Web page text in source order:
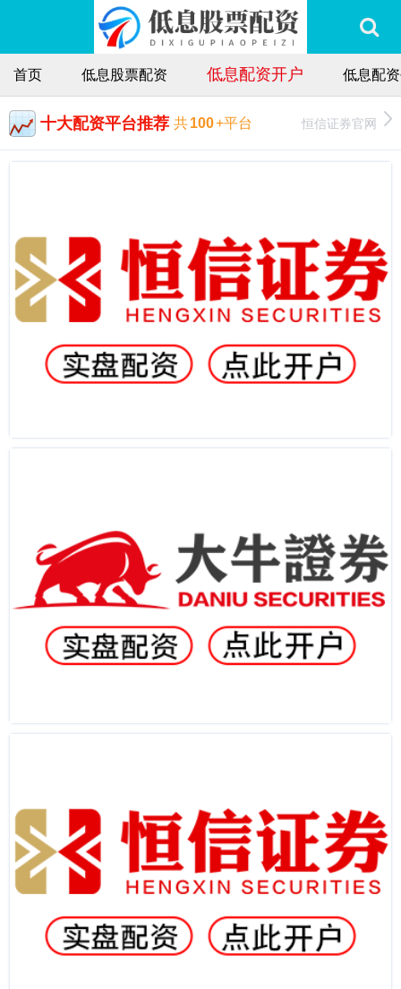
首页 低息股票配资 低息配资开户 低息配
十大配资平台推荐 共100+平台 恒信证券官网